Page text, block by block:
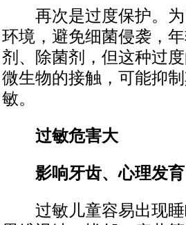
再次是过度保护。为
环境，避免细菌侵袭，
剂、除菌剂，但这种过
微生物的接触，可能抑
敏。
过敏危害大
影响牙齿、心理发育
过敏儿童容易出现睡